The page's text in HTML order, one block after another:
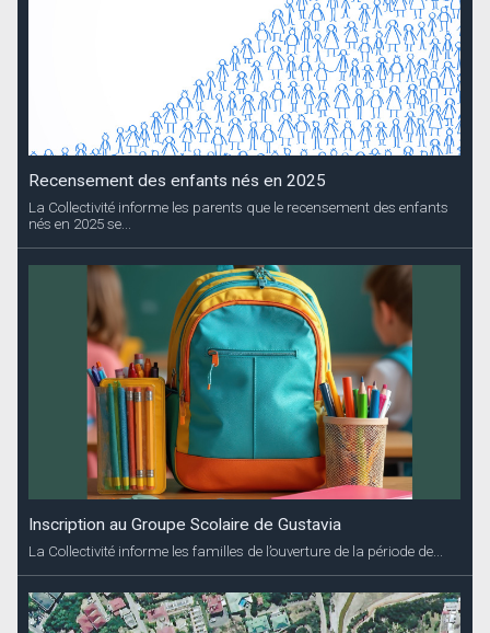
Recensement des enfants nés en 2025
La Collectivité informe les parents que le recensement des enfants
nés en 2025 se...
Inscription au Groupe Scolaire de Gustavia
La Collectivité informe les familles de l’ouverture de la période de...